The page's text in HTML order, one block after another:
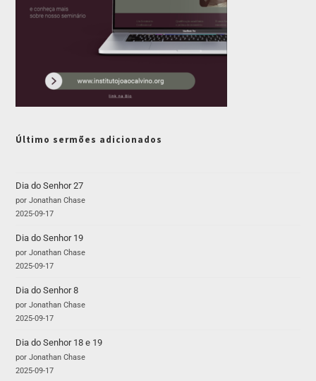
Último sermões adicionados
Dia do Senhor 27
por Jonathan Chase
2025-09-17
Dia do Senhor 19
por Jonathan Chase
2025-09-17
Dia do Senhor 8
por Jonathan Chase
2025-09-17
Dia do Senhor 18 e 19
por Jonathan Chase
2025-09-17